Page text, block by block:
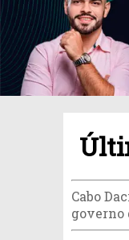
Cabo
governo